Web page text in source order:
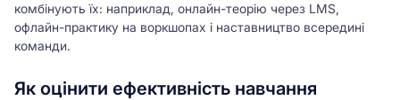
комбінують їх: наприклад, онлайн-теорію через LMS,
офлайн-практику на воркшопах і наставництво всередині
команди.
Як оцінити ефективність навчання